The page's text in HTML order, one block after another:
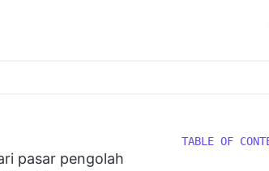
pasar pengolah
TABLE OF